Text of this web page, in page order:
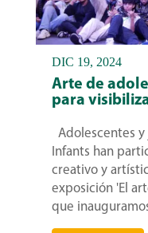
Arte de
para
Adolescentes y
Infants han
creativo y
exposición 'El
que
DIC 19, 2024